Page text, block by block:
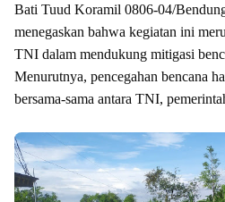
Bati Tuud Koramil 0806-04/
menegaskan bahwa kegiatan ini
TNI dalam mendukung mitigasi
Menurutnya, pencegahan bencana
bersama-sama antara TNI,